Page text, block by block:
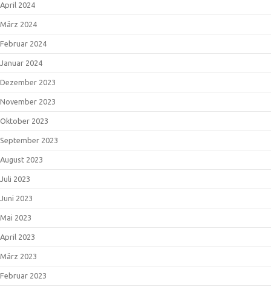
April 2024
März 2024
Februar 2024
Januar 2024
Dezember 2023
November 2023
Oktober 2023
September 2023
August 2023
Juli 2023
Juni 2023
Mai 2023
April 2023
März 2023
Februar 2023